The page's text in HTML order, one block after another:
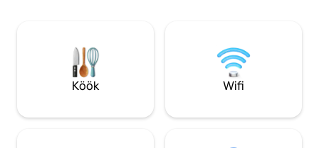
autosõidu kaugusel ja ühistransport on
kaugusel, Tornost 2 km kaugusel,
Milanost 40 km kaugusel, Luganost 38
ühistranspordiga: C30 C31 C32 bussid
söögitoaga,
muljetavaldav
Clooney maja! :)
päikeseloojangu
Köök Wifi